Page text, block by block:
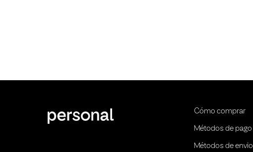
Cómo comprar
Métodos de pago
Métodos de envio